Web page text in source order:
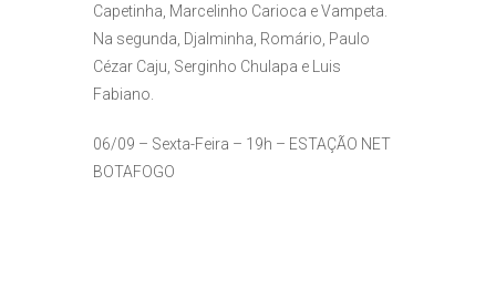
Capetinha, Marcelinho Carioca e Vampeta.
Na segunda, Djalminha, Romário, Paulo
Cézar Caju, Serginho Chulapa e Luis
Fabiano.
06/09 – Sexta-Feira – 19h – ESTAÇÃO NET
BOTAFOGO